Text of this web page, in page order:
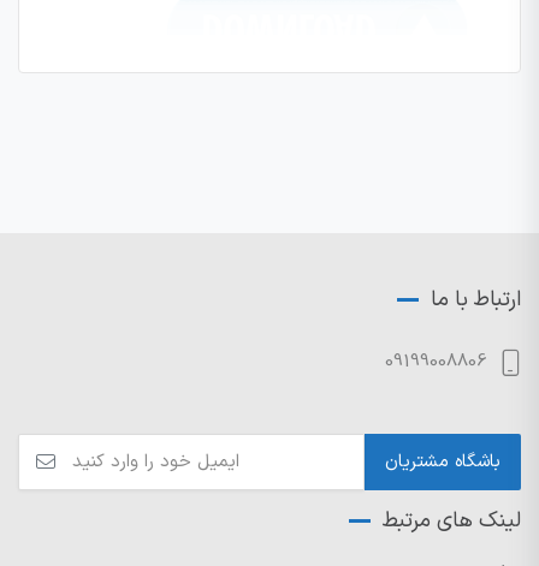
ارتباط با ما
09199008806
لینک های مرتبط